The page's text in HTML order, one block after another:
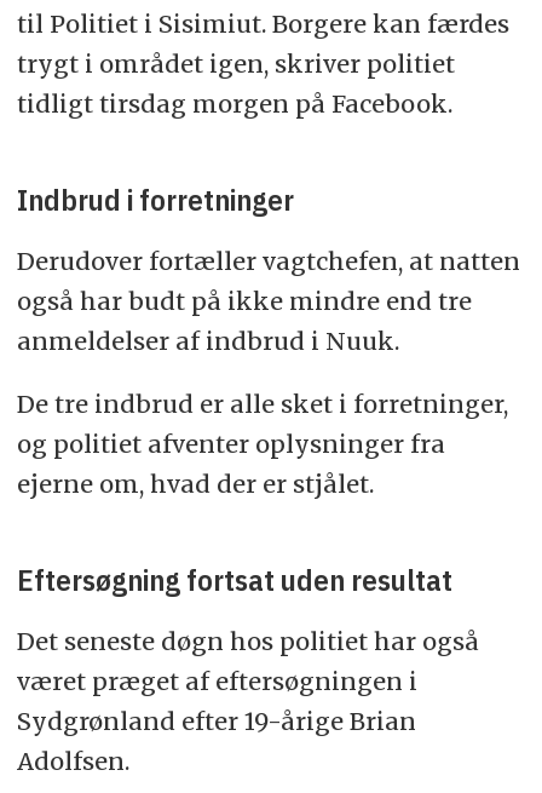
til Politiet i Sisimiut. Borgere kan færdes
trygt i området igen, skriver politiet
tidligt tirsdag morgen på Facebook.
Indbrud i forretninger
Derudover fortæller vagtchefen, at natten
også har budt på ikke mindre end tre
anmeldelser af indbrud i Nuuk.
De tre indbrud er alle sket i forretninger,
og politiet afventer oplysninger fra
ejerne om, hvad der er stjålet.
Eftersøgning fortsat uden resultat
Det seneste døgn hos politiet har også
været præget af eftersøgningen i
Sydgrønland efter 19-årige Brian
Adolfsen.